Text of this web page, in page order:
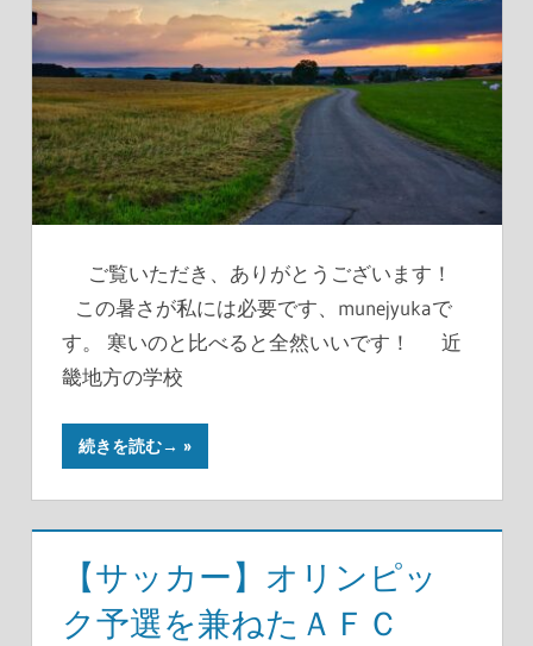
ご覧いただき、ありがとうございます！
この暑さが私には必要です、munejyukaで
す。 寒いのと比べると全然いいです！ 近
畿地方の学校
続きを読む→
【サッカー】オリンピッ
ク予選を兼ねたＡＦＣ